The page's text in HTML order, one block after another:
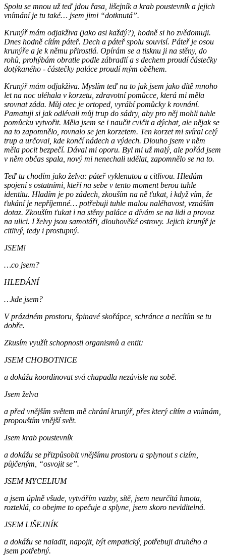
Spolu se mnou už teď jdou řasa, lišejník a krab poustevník a jejich
vnímání je tu také… jsem jimi “dotknutá”.
Krunýř mám odjakživa (jako asi každý?), hodně si ho zvědomuji.
Dnes hodně cítím páteř. Dech a páteř spolu souvisí. Páteř je osou
krunýře a je k němu přirostlá. Opírám se a tisknu ji na stěny, do
rohů, prohýbám obratle podle zábradlí a s dechem proudí částečky
dotýkaného - částečky paláce proudí mým oběhem.
Krunýř mám odjakživa. Myslím teď na to jak jsem jako dítě mnoho
let na noc uléhala v korzetu, zdravotní pomůcce, která mi měla
srovnat záda. Můj otec je ortoped, vyrábí pomůcky k rovnání.
Pamatuji si jak odlévali můj trup do sádry, aby pro něj mohli tuhle
pomůcku vytvořit. Měla jsem se i naučit cvičit a dýchat, ale nějak se
na to zapomnělo, rovnalo se jen korzetem. Ten korzet mi svíral celý
trup a určoval, kde končí nádech a výdech. Dlouho jsem v něm
měla pocit bezpečí. Dával mi oporu. Byl mi už malý, ale pořád jsem
v něm občas spala, nový mi nenechali udělat, zapomnělo se na to.
Teď tu chodím jako želva: páteř vyklenutou a citlivou. Hledám
spojení s ostatními, kteří na sebe v tento moment berou tuhle
identitu. Hladím je po zádech, zkouším na ně ťukat, i když vím, že
ťukání je nepříjemné… potřebuji tuhle malou naléhavost, vznáším
dotaz. Zkouším ťukat i na stěny paláce a dívám se na lidi a provoz
na ulici. I želvy jsou samotáři, dlouhověké ostrovy. Jejich krunýř je
citlivý, tedy i prostupný.
JSEM!
…co jsem?
HLEDÁNÍ
…kde jsem?
V prázdném prostoru, špinavé skořápce, schránce a necítím se tu
dobře.
Zkusím využít schopnosti organismů a entit:
JSEM CHOBOTNICE
a dokážu koordinovat svá chapadla nezávisle na sobě.
Jsem želva
a před vnějším světem mě chrání krunýř, přes který cítím a vnímám,
propouštím vnější svět.
Jsem krab poustevník
a dokážu se přizpůsobit vnějšímu prostoru a splynout s cizím,
půjčeným, “osvojit se”.
JSEM MYCELIUM
a jsem úplně všude, vytvářím vazby, sítě, jsem neurčitá hmota,
rozteklá, co obejme to opečuje a splyne, jsem skoro neviditelná.
JSEM LIŠEJNÍK
a dokážu se naladit, napojit, být empatický, potřebuji druhého a
jsem potřebný.